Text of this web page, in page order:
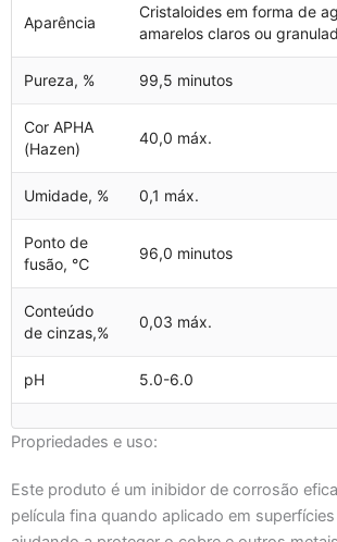
Aparência
Cristaloides em forma de
amarelos claros ou
Pureza, % 99,5 minutos
Cor APHA
(Hazen)
40,0 máx.
Umidade, % 0,1 máx.
Ponto de
fusão, ℃
96,0 minutos
Conteúdo
de cinzas,%
0,03 máx.
pH 5.0-6.0
Propriedades e uso:
Este produto é um inibidor de corrosão
película fina quando aplicado em